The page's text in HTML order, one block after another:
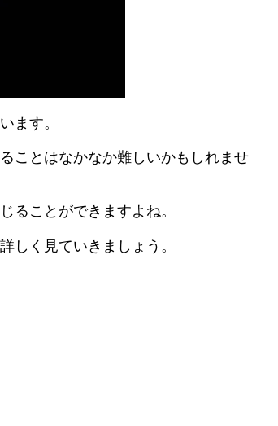
ます。
ことはなかなか難しいかもしれませ
ることができますよね。
しく見ていきましょう。